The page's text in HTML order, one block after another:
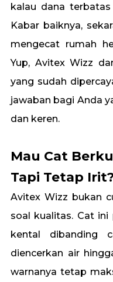
kalau dana
Kabar baiknya,
mengecat rumah
Yup, Avitex Wizz
yang sudah
jawaban bagi Anda
dan keren.
Mau Cat
Tapi Tetap
Avitex Wizz bukan
soal kualitas. Cat
kental dibanding
diencerkan air
warnanya tetap